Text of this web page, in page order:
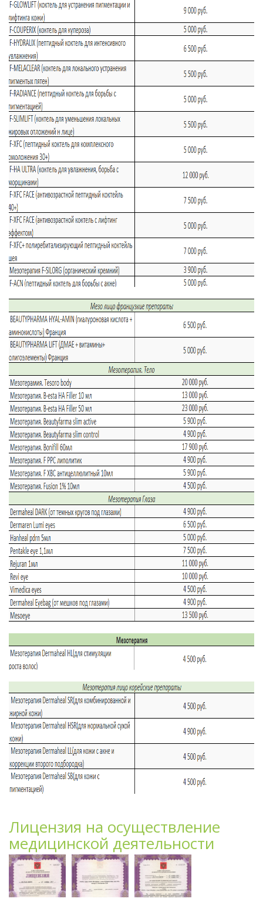
Лицензия на осуществление
медицинской деятельности